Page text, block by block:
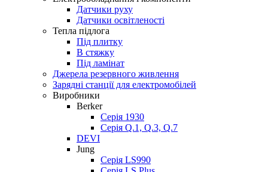
Датчики руху
Датчики освітленості
Тепла підлога
Під плитку
В стяжку
Під ламінат
Джерела резервного живлення
Зарядні станції для електромобілей
Виробники
Berker
Серія 1930
Серія Q.1, Q.3, Q.7
DEVI
Jung
Серія LS990